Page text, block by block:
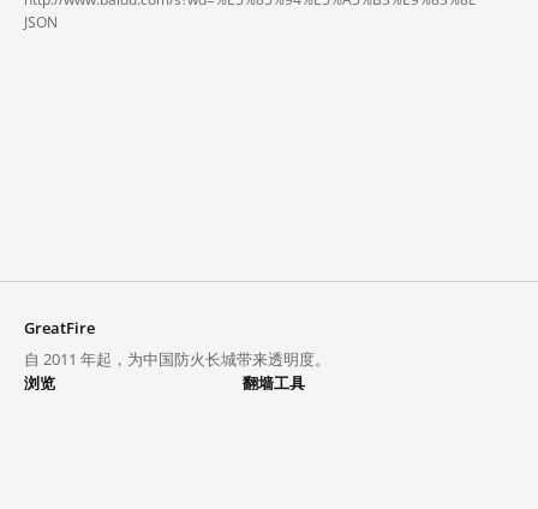
JSON
GreatFire
自 2011 年起，为中国防火长城带来透明度。
浏览
翻墙工具